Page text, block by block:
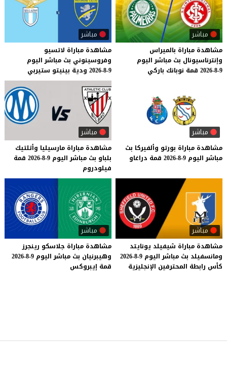
مباشر
مشاهدة مباراة بالميراس
وإنترناسيونال بث مباشر اليوم
9-8-2026
قمة نوبانك باركي
مباشر
مشاهدة مباراة لاتسيو
وفروسينوني بث مباشر اليوم
9-8-2026
ودية بينيتو ستيربي
مباشر
مشاهدة مباراة بورتو وألفيركا بث
مباشر اليوم 9-8-2026 قمة دراغاو
مباشر
مشاهدة مباراة مارسيليا وأتلتيك
بلباو بث مباشر اليوم 9-8-2026
قمة
فيلودروم
مباشر
مشاهدة مباراة شيفيلد يونايتد
ومانسفيلد بث مباشر اليوم 9-8-2026
كأس رابطة المحترفين الإنجليزية
مباشر
مشاهدة مباراة جلاسكو رينجرز
وهيبرنيان بث مباشر اليوم 9-8-2026
قمة إيبروكس